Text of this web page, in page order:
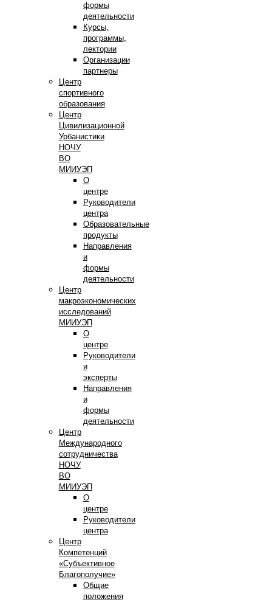
формы
деятельности
Курсы,
программы,
лектории
Организации
партнеры
Центр
спортивного
образования
Центр
Цивилизационной
Урбанистики
НОЧУ
ВО
МИИУЭП
О
центре
Руководители
центра
Образовательные
продукты
Направления
и
формы
деятельности
Центр
макроэкономических
исследований
МИИУЭП
О
центре
Руководители
и
эксперты
Направления
и
формы
деятельности
Центр
Международного
сотрудничества
НОЧУ
ВО
МИИУЭП
О
центре
Руководители
центра
Центр
Компетенций
«Субъективное
Благополучие»
Общие
положения